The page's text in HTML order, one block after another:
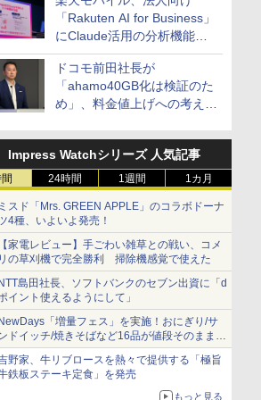
「Rakuten AI for Business」
にClaude活用の分析機能な
どを追加
ドコモ前田社長が
「ahamo40GB化は検証のた
め」、料金値上げへの考え方
Impress Watchシリーズ 人気記事
24時間 1週間 1カ月
スド「Mrs. GREEN APPLE」のコラボドーナ
4種、いよいよ発売！
家電レビュー】手ごわい雑草との戦い、コメ
の草刈機で完全勝利 掃除機感覚で使えた
島田社長、ソフトバンクのセブン出資に「d
イント使えるようにして」
「増量フェス」を実施！おにぎり/サ
ドイッチ/焼きそばなど16品が値段そのままで
リュームアップ
野家、牛リブロースを熱々で提供する「極旨
鉄板ステーキ定食」を発売
もっと見る